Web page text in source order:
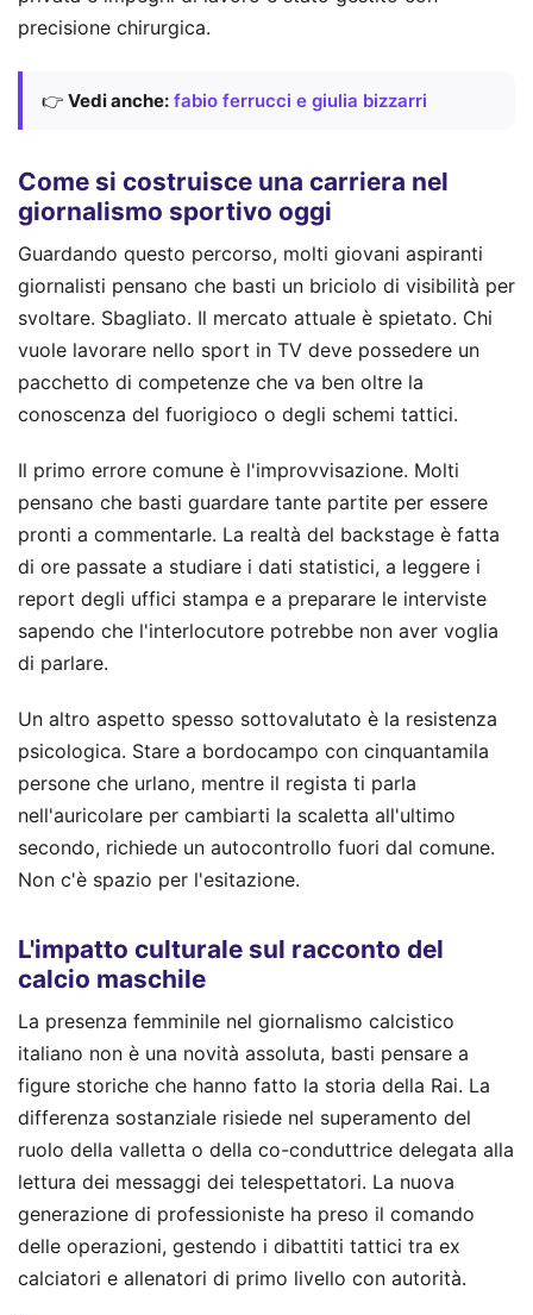
precisione chirurgica.
👉 Vedi anche: fabio ferrucci e giulia bizzarri
Come si costruisce una carriera nel
giornalismo sportivo oggi
Guardando questo percorso, molti giovani aspiranti
giornalisti pensano che basti un briciolo di visibilità per
svoltare. Sbagliato. Il mercato attuale è spietato. Chi
vuole lavorare nello sport in TV deve possedere un
pacchetto di competenze che va ben oltre la
conoscenza del fuorigioco o degli schemi tattici.
Il primo errore comune è l'improvvisazione. Molti
pensano che basti guardare tante partite per essere
pronti a commentarle. La realtà del backstage è fatta
di ore passate a studiare i dati statistici, a leggere i
report degli uffici stampa e a preparare le interviste
sapendo che l'interlocutore potrebbe non aver voglia
di parlare.
Un altro aspetto spesso sottovalutato è la resistenza
psicologica. Stare a bordocampo con cinquantamila
persone che urlano, mentre il regista ti parla
nell'auricolare per cambiarti la scaletta all'ultimo
secondo, richiede un autocontrollo fuori dal comune.
Non c'è spazio per l'esitazione.
L'impatto culturale sul racconto del
calcio maschile
La presenza femminile nel giornalismo calcistico
italiano non è una novità assoluta, basti pensare a
figure storiche che hanno fatto la storia della Rai. La
differenza sostanziale risiede nel superamento del
ruolo della valletta o della co-conduttrice delegata alla
lettura dei messaggi dei telespettatori. La nuova
generazione di professioniste ha preso il comando
delle operazioni, gestendo i dibattiti tattici tra ex
calciatori e allenatori di primo livello con autorità.